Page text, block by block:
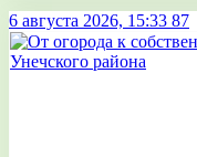
6 августа 2026, 15:33 87